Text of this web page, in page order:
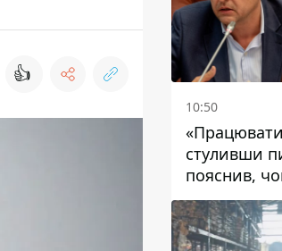
👍
10:50
стуливши
пояснив,
чиновників